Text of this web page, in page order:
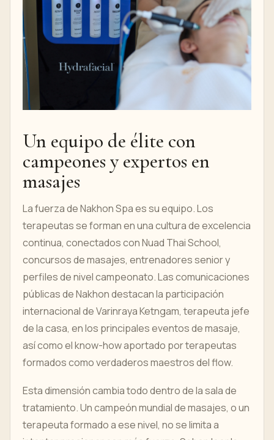
Un equipo de élite con
campeones y expertos en
masajes
La fuerza de Nakhon Spa es su equipo. Los
terapeutas se forman en una cultura de excelencia
continua, conectados con Nuad Thai School,
concursos de masajes, entrenadores senior y
perfiles de nivel campeonato. Las comunicaciones
públicas de Nakhon destacan la participación
internacional de Varinraya Ketngam, terapeuta jefe
de la casa, en los principales eventos de masaje,
así como el know-how aportado por terapeutas
formados como verdaderos maestros del flow.
Esta dimensión cambia todo dentro de la sala de
tratamiento. Un campeón mundial de masajes, o un
terapeuta formado a ese nivel, no se limita a